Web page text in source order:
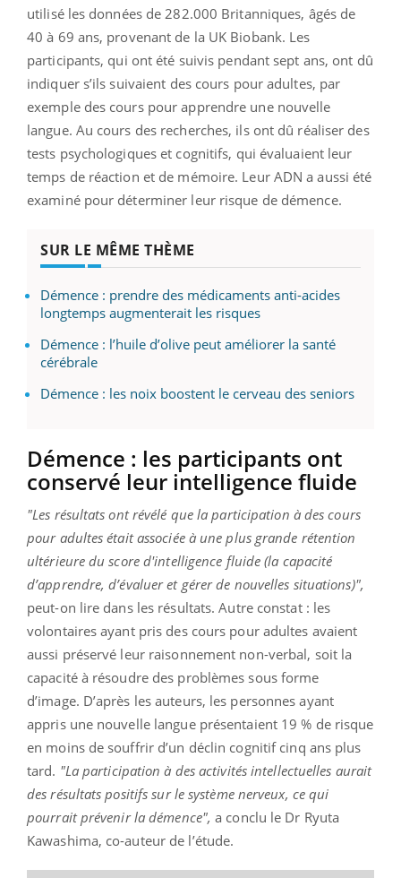
utilisé les données de 282.000 Britanniques, âgés de
40 à 69 ans, provenant de la UK Biobank. Les
participants, qui ont été suivis pendant sept ans, ont dû
indiquer s’ils suivaient des cours pour adultes, par
exemple des cours pour apprendre une nouvelle
langue. Au cours des recherches, ils ont dû réaliser des
tests psychologiques et cognitifs, qui évaluaient leur
temps de réaction et de mémoire. Leur ADN a aussi été
examiné pour déterminer leur risque de démence.
SUR LE MÊME THÈME
Démence : prendre des médicaments anti-acides
longtemps augmenterait les risques
Démence : l’huile d’olive peut améliorer la santé
cérébrale
Démence : les noix boostent le cerveau des seniors
Démence : les participants ont
conservé leur intelligence fluide
"Les résultats ont révélé que la participation à des cours
pour adultes était associée à une plus grande rétention
ultérieure du score d'intelligence fluide (la capacité
d’apprendre, d’évaluer et gérer de nouvelles situations)",
peut-on lire dans les résultats. Autre constat : les
volontaires ayant pris des cours pour adultes avaient
aussi préservé leur raisonnement non-verbal, soit la
capacité à résoudre des problèmes sous forme
d’image. D’après les auteurs, les personnes ayant
appris une nouvelle langue présentaient 19 % de risque
en moins de souffrir d’un déclin cognitif cinq ans plus
tard. "La participation à des activités intellectuelles aurait
des résultats positifs sur le système nerveux, ce qui
pourrait prévenir la démence", a conclu le Dr Ryuta
Kawashima, co-auteur de l’étude.